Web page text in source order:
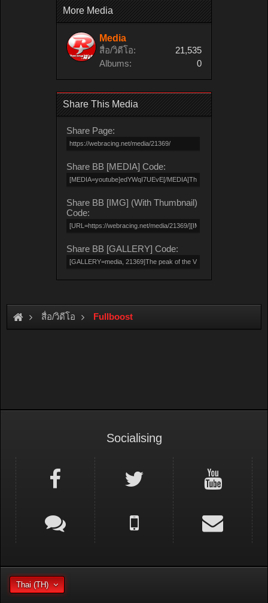
More Media
Media
สื่อ/วิดีโอ:
21,535
Albums:
0
Share This Media
Share Page:
Share BB [MEDIA] Code:
Share BB [IMG] (With Thumbnail)
Code:
Share BB [GALLERY] Code:
สื่อ/วิดีโอ Fullboost
Socialising
Thai (TH)